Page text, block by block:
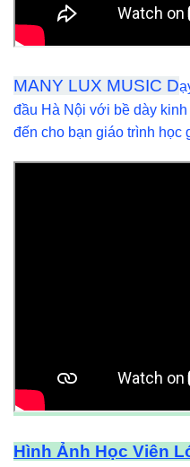
MANY LUX MUSIC D
đầu Hà Nội với bề dày
đến cho bạn giáo trình học
Hình Ảnh Học Viên